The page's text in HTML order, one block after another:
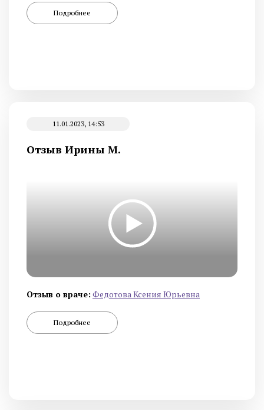
Подробнее
11.01.2023, 14:53
Отзыв Ирины М.
Отзыв о враче: Федотова Ксения Юрьевна
Подробнее